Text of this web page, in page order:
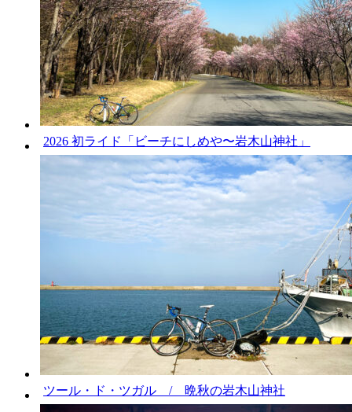
2026 初ライド「ビーチにしめや〜岩木山神社」
ツール・ド・ツガル / 晩秋の岩木山神社